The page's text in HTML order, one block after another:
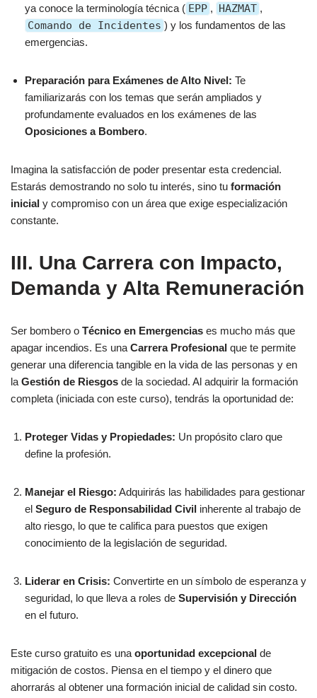
ya conoce la terminología técnica ( EPP , HAZMAT ,
Comando de Incidentes ) y los fundamentos de las
emergencias.
Preparación para Exámenes de Alto Nivel: Te
familiarizarás con los temas que serán ampliados y
profundamente evaluados en los exámenes de las
Oposiciones a Bombero.
Imagina la satisfacción de poder presentar esta credencial.
Estarás demostrando no solo tu interés, sino tu formación
inicial y compromiso con un área que exige especialización
constante.
III. Una Carrera con Impacto,
Demanda y Alta Remuneración
Ser bombero o Técnico en Emergencias es mucho más que
apagar incendios. Es una Carrera Profesional que te permite
generar una diferencia tangible en la vida de las personas y en
la Gestión de Riesgos de la sociedad. Al adquirir la formación
completa (iniciada con este curso), tendrás la oportunidad de:
Proteger Vidas y Propiedades: Un propósito claro que
define la profesión.
Manejar el Riesgo: Adquirirás las habilidades para gestionar
el Seguro de Responsabilidad Civil inherente al trabajo de
alto riesgo, lo que te califica para puestos que exigen
conocimiento de la legislación de seguridad.
Liderar en Crisis: Convertirte en un símbolo de esperanza y
seguridad, lo que lleva a roles de Supervisión y Dirección
en el futuro.
Este curso gratuito es una oportunidad excepcional de
mitigación de costos. Piensa en el tiempo y el dinero que
ahorrarás al obtener una formación inicial de calidad sin costo.